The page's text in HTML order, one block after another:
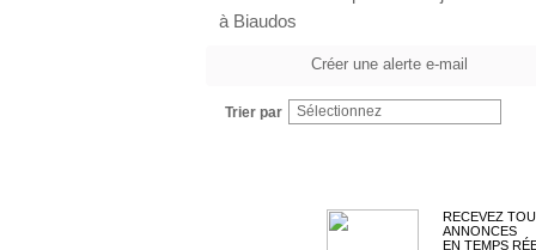
à Biaudos
Créer une alerte e-mail
Trier par Sélectionnez
RECEVEZ
ANNONCES
EN TEMPS